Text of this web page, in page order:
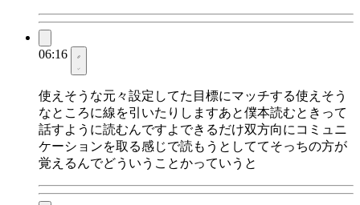
06:16
使えそうな元々設定してた目標にマッチする使えそう
なところに線を引いたりしますあと僕本読むときって
話すように読むんですよできるだけ双方向にコミュニ
ケーションを取る感じで読もうとしててそっちの方が
覚えるんでどういうことかっていうと